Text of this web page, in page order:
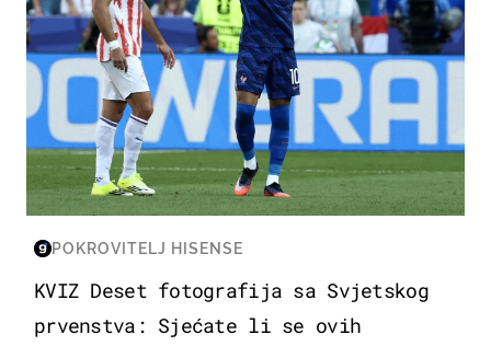
POKROVITELJ HISENSE
KVIZ Deset fotografija sa Svjetskog
prvenstva: Sjećate li se ovih